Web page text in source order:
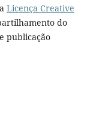
Licença Creative
do
publicação